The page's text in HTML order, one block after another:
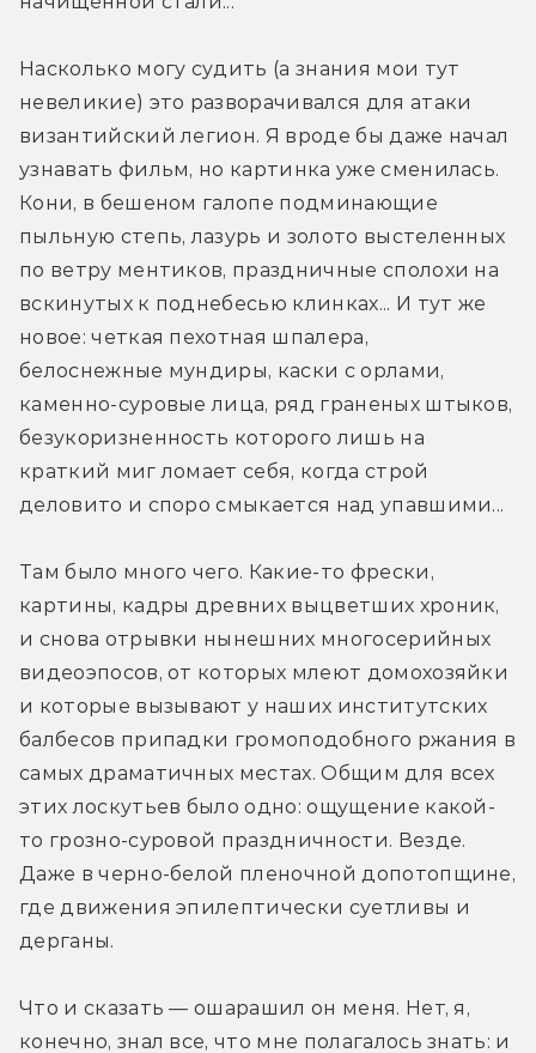
Насколько могу судить (а знания мои тут
невеликие) это разворачивался для атаки
византийский легион. Я вроде бы даже начал
узнавать фильм, но картинка уже сменилась.
Кони, в бешеном галопе подминающие
пыльную степь, лазурь и золото выстеленных
по ветру ментиков, праздничные сполохи на
вскинутых к поднебесью клинках... И тут же
новое: четкая пехотная шпалера,
белоснежные мундиры, каски с орлами,
каменно-суровые лица, ряд граненых штыков,
безукоризненность которого лишь на
краткий миг ломает себя, когда строй
деловито и споро смыкается над упавшими...
Там было много чего. Какие-то фрески,
картины, кадры древних выцветших хроник,
и снова отрывки нынешних многосерийных
видеоэпосов, от которых млеют домохозяйки
и которые вызывают у наших институтских
балбесов припадки громоподобного ржания в
самых драматичных местах. Общим для всех
этих лоскутьев было одно: ощущение какой-
то грозно-суровой праздничности. Везде.
Даже в черно-белой пленочной допотопщине,
где движения эпилептически суетливы и
дерганы.
Что и сказать — ошарашил он меня. Нет, я,
конечно, знал все, что мне полагалось знать: и